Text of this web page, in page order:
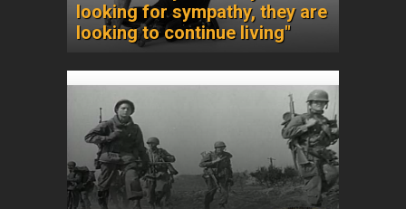
looking for sympathy, they are
looking to continue living"